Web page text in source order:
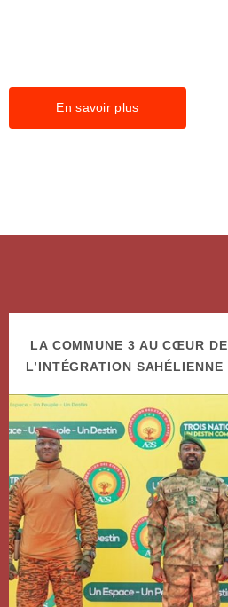
En savoir plus
LA COMMUNE 3 AU CŒUR DE
L’INTÉGRATION SAHÉLIENNE